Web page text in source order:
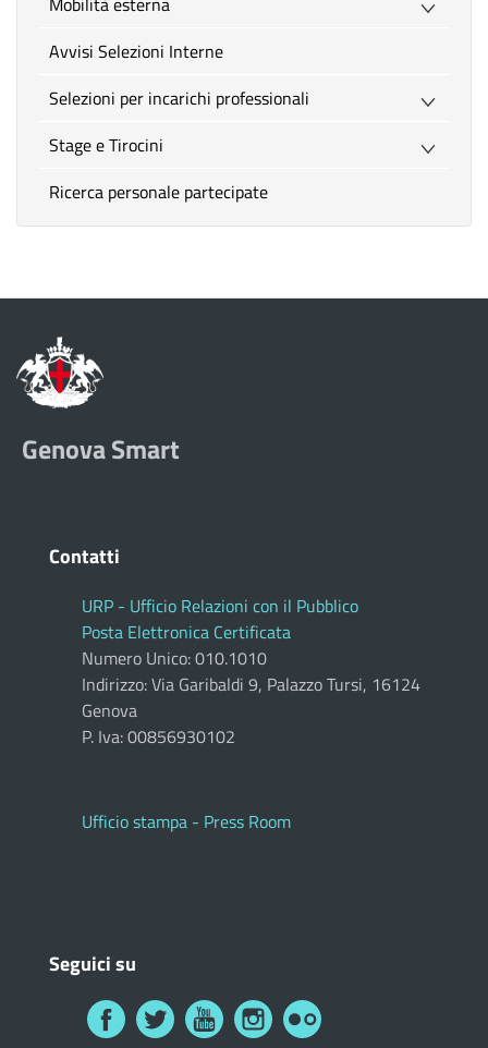
Avvisi Selezioni Interne
Selezioni per incarichi professionali
Stage e Tirocini
Ricerca personale partecipate
Genova Smart
Contatti
URP - Ufficio Relazioni con il Pubblico
Posta Elettronica Certificata
Numero Unico: 010.1010
Indirizzo: Via Garibaldi 9, Palazzo Tursi, 16124
Genova
P. Iva: 00856930102
Ufficio stampa - Press Room
Seguici su